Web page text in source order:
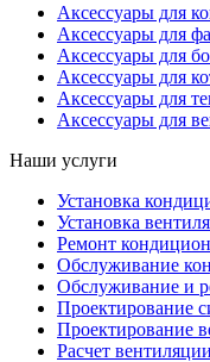
Аксессуары для
Аксессуары для
Аксессуары для
Аксессуары для
Аксессуары для
Аксессуары для
Наши услуги
Установка
Установка
Ремонт
Обслуживание
Обслуживание и
Проектирование
Проектирование
Расчет вентиляции